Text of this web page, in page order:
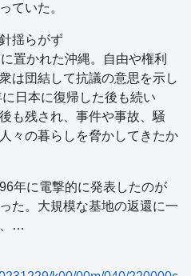
ていた。
揺らがず
置かれた沖縄。自由や権利
は団結して抗議の意思を示し
日本に復帰した後も続い
も残され、事件や事故、騒
々の暮らしを脅かしてきたか
年に電撃的に発表したのが
た。大規模な基地の返還に一
、…